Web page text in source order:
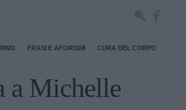
FRASI E AFORISMI CURA DEL CORPO
a Michelle